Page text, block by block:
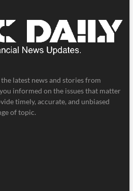
latest news and stories from
informed on the issues that matter
timely, accurate, and unbiased
of topic.